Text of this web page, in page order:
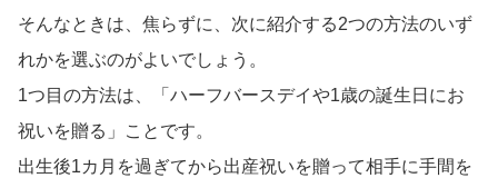
そんなときは、焦らずに、次に紹介する2つの方法のいず
れかを選ぶのがよいでしょう。
1つ目の方法は、「ハーフバースデイや1歳の誕生日にお
祝いを贈る」ことです。
出生後1カ月を過ぎてから出産祝いを贈って相手に手間を